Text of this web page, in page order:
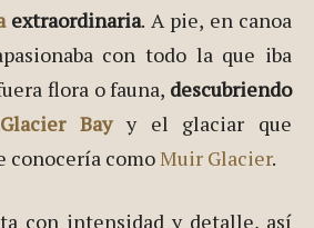
extraordinaria. A pie, en canoa
con todo la que iba
flora o fauna, descubriendo
Glacier Bayy el glaciar que
conocería comoMuir Glacier.
con intensidad y detalle, así